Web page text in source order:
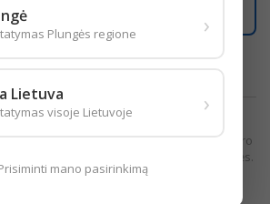
tiek skirtis nuo pateiktos nuotraukoje.
internetinėje parduotuvėje, yra bendro
pateikiama ant produkto pakuotės.
informacija, esančia ant produkto
Plungės regione ›
Lietuva
visoje Lietuvoje ›
mano pasirinkimą